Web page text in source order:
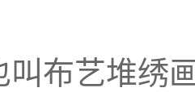
叫布艺堆绣